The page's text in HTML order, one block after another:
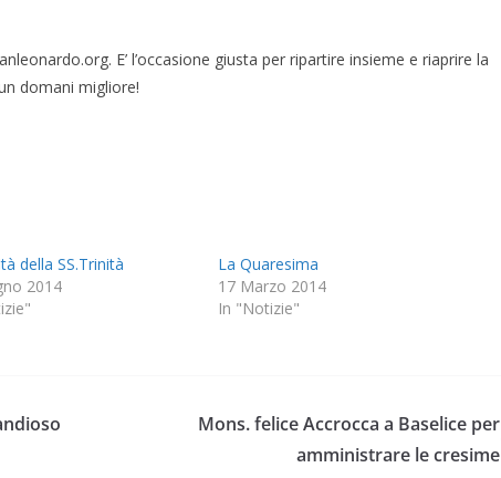
E’ l’occasione giusta per ripartire insieme e riaprire la
domani migliore!
della SS.Trinità
2014
La Quaresima
17 Marzo 2014
In "Notizie"
Mons. felice Accrocca a Baselice per
amministrare le cresime